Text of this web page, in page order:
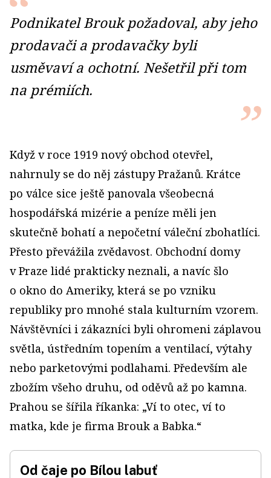
Podnikatel Brouk požadoval, aby jeho
prodavači a prodavačky byli
usměvaví a ochotní. Nešetřil při tom
na prémiích.
Když v roce 1919 nový obchod otevřel,
nahrnuly se do něj zástupy Pražanů. Krátce
po válce sice ještě panovala všeobecná
hospodářská mizérie a peníze měli jen
skutečně bohatí a nepočetní váleční zbohatlíci.
Přesto převážila zvědavost. Obchodní domy
v Praze lidé prakticky neznali, a navíc šlo
o okno do Ameriky, která se po vzniku
republiky pro mnohé stala kulturním vzorem.
Návštěvníci i zákazníci byli ohromeni záplavou
světla, ústředním topením a ventilací, výtahy
nebo parketovými podlahami. Především ale
zbožím všeho druhu, od oděvů až po kamna.
Prahou se šířila říkanka: „Ví to otec, ví to
matka, kde je firma Brouk a Babka.“
Od čaje po Bílou labuť